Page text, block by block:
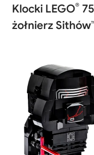
Klocki LEGO®
żołnierz